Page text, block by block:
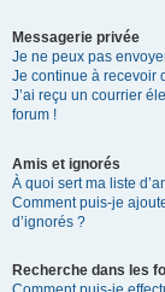
Messagerie privée
Je ne peux pas
Je continue à recevoir
J’ai reçu un courrier
forum !
Amis et ignorés
À quoi sert ma liste
Comment puis-je
d’ignorés ?
Recherche dans les